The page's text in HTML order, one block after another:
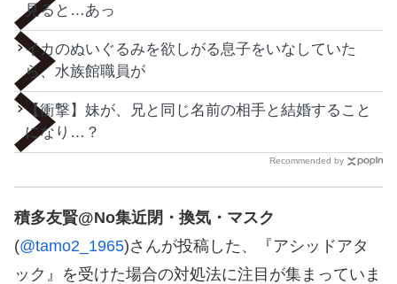
見ると…あっ
イカのぬいぐるみを欲しがる息子をいなしていた
ら、水族館職員が
【衝撃】妹が、兄と同じ名前の相手と結婚すること
になり…？
Recommended by
積多友賢@No集近閉・換気・マスク
(@tamo2_1965)さんが投稿した、『アシッドアタ
ック』を受けた場合の対処法に注目が集まっていま